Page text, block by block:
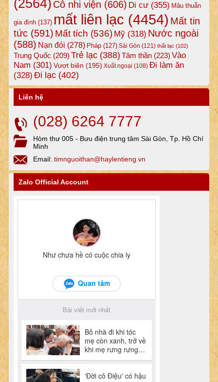
(2564) Cô nhi viện (606) Di cư(355) Mâu thuẫn
gia đình(137) mất liên lạc (4454) Mất tin
tức(591) Mất tích (536) Mỹ(318) Nước ngoài
(588) Nạn đói (278) Pháp(127) Sài Gòn (121) thất lạc (102)
Trung Quốc (209) Trẻ lạc(388) Tâm thần(223) Vào
Nam (301) Vượt biên (195) Xuất ngoại (108) Đi làm ăn
(328) Đi lạc(402)
Liên hệ
(028) 6264 7777
Hòm thư 005 - Bưu điện trung tâm Sài Gòn, Tp. Hồ Chí
Minh
Email: timnguoithan@haylentieng.vn
Zalo Official Account